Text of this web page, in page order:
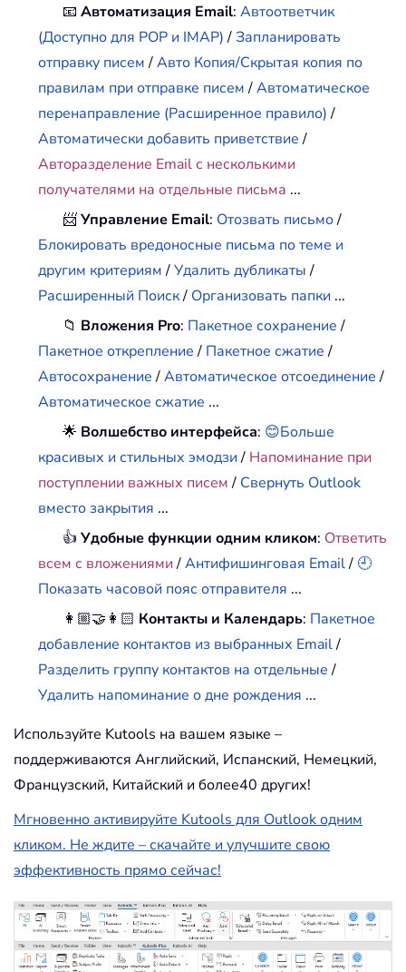
📧Автоматизация Email:Автоответчик
(Доступно для POP и IMAP)/Запланировать
отправку писем/Авто Копия/Скрытая копия по
правилам при отправке писем/Автоматическое
перенаправление (Расширенное правило)/
Автоматически добавить приветствие/
Авторазделение Email с несколькими
получателями на отдельные письма ...
📨Управление Email: Отозвать письмо/
Блокировать вредоносные письма по теме и
другим критериям/Удалить дубликаты/
Расширенный Поиск/ Организовать папки ...
📁 Вложения Pro: Пакетное сохранение/
Пакетное открепление/ Пакетное сжатие/
Автосохранение/Автоматическое отсоединение/
Автоматическое сжатие ...
🌟 Волшебство интерфейса: 😊Больше
красивых и стильных эмодзи/ Напоминание при
поступлении важных писем/ Свернуть Outlook
вместо закрытия ...
👍Удобные функции одним кликом: Ответить
всем с вложениями /Антифишинговая Email/ 🕘
Показать часовой пояс отправителя ...
👩🏼‍🤝‍👩🏻 Контакты и Календарь: Пакетное
добавление контактов из выбранных Email/
Разделить группу контактов на отдельные/
Удалить напоминание о дне рождения ...
Используйте Kutools на вашем языке –
поддерживаются Английский, Испанский, Немецкий,
Французский, Китайский и более40 других!
Мгновенно активируйте Kutools для Outlook одним
кликом. Не ждите – скачайте и улучшите свою
эффективность прямо сейчас!